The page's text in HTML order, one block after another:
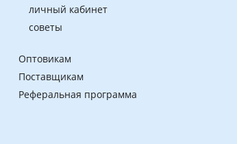
личный кабинет
советы
Оптовикам
Поставщикам
Реферальная программа